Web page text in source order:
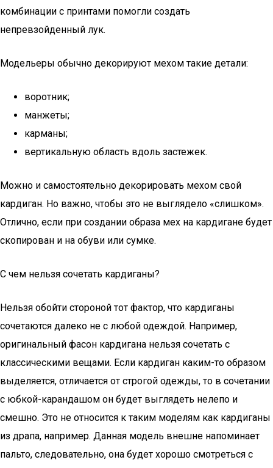
комбинации с принтами помогли создать
непревзойденный лук.
Модельеры обычно декорируют мехом такие детали:
воротник;
манжеты;
карманы;
вертикальную область вдоль застежек.
Можно и самостоятельно декорировать мехом свой
кардиган. Но важно, чтобы это не выглядело «слишком».
Отлично, если при создании образа мех на кардигане будет
скопирован и на обуви или сумке.
С чем нельзя сочетать кардиганы?
Нельзя обойти стороной тот фактор, что кардиганы
сочетаются далеко не с любой одеждой. Например,
оригинальный фасон кардигана нельзя сочетать с
классическими вещами. Если кардиган каким-то образом
выделяется, отличается от строгой одежды, то в сочетании
с юбкой-карандашом он будет выглядеть нелепо и
смешно. Это не относится к таким моделям как кардиганы
из драпа, например. Данная модель внешне напоминает
пальто, следовательно, она будет хорошо смотреться с